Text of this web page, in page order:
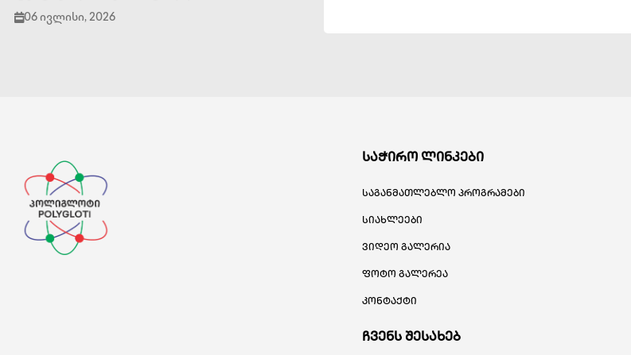
06 ივლისი, 2026
საჭირო ლინკები
საგანმათლებლო პროგრამები
სიახლეები
ვიდეო გალერია
ფოტო გალერეა
კონტაქტი
ჩვენს შესახებ